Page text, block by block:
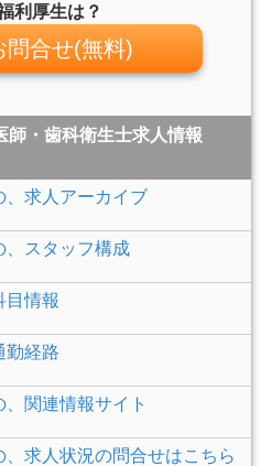
利厚生は？
問合せ(無料)
師・歯科衛生士求人情報
、求人アーカイブ
、スタッフ構成
目情報
勤経路
関連情報サイト
求人状況の問合せはこちら